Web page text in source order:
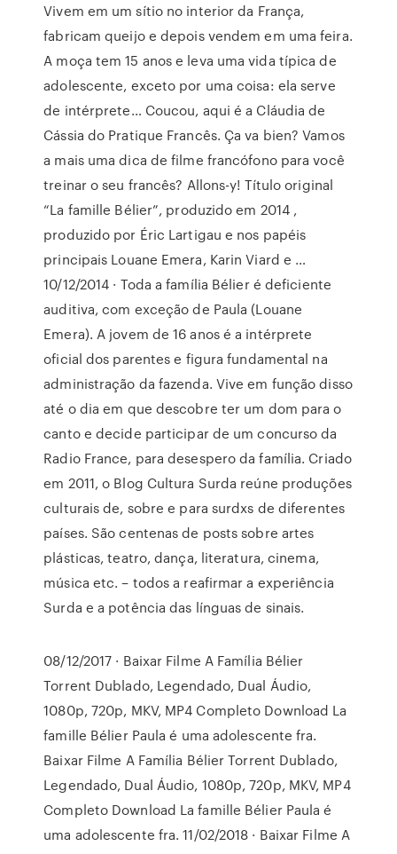
Vivem em um sítio no interior da França,
fabricam queijo e depois vendem em uma feira.
A moça tem 15 anos e leva uma vida típica de
adolescente, exceto por uma coisa: ela serve
de intérprete… Coucou, aqui é a Cláudia de
Cássia do Pratique Francês. Ça va bien? Vamos
a mais uma dica de filme francófono para você
treinar o seu francês? Allons-y! Título original
“La famille Bélier”, produzido em 2014 ,
produzido por Éric Lartigau e nos papéis
principais Louane Emera, Karin Viard e …
10/12/2014 · Toda a família Bélier é deficiente
auditiva, com exceção de Paula (Louane
Emera). A jovem de 16 anos é a intérprete
oficial dos parentes e figura fundamental na
administração da fazenda. Vive em função disso
até o dia em que descobre ter um dom para o
canto e decide participar de um concurso da
Radio France, para desespero da família. Criado
em 2011, o Blog Cultura Surda reúne produções
culturais de, sobre e para surdxs de diferentes
países. São centenas de posts sobre artes
plásticas, teatro, dança, literatura, cinema,
música etc. – todos a reafirmar a experiência
Surda e a potência das línguas de sinais.
08/12/2017 · Baixar Filme A Família Bélier
Torrent Dublado, Legendado, Dual Áudio,
1080p, 720p, MKV, MP4 Completo Download La
famille Bélier Paula é uma adolescente fra.
Baixar Filme A Família Bélier Torrent Dublado,
Legendado, Dual Áudio, 1080p, 720p, MKV, MP4
Completo Download La famille Bélier Paula é
uma adolescente fra. 11/02/2018 · Baixar Filme A